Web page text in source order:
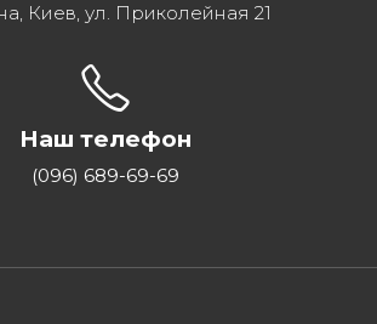
Киев, ул. Приколейная 21
Наш телефон
(096) 689-69-69